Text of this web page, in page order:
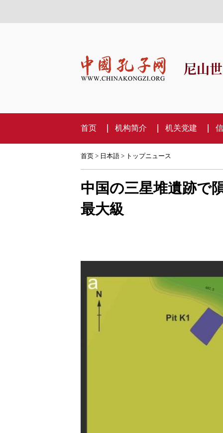
尼山
首页 机构简介 机关党建
首页> 日本語> トップニュース
中国の三星堆遺跡で
最大級